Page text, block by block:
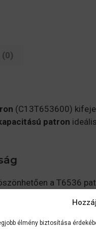
élmény biztosítása
(C13T653600)
patron
a T6536